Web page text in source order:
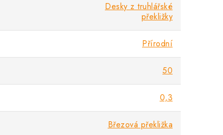
Desky z truhlářské
překližky
Přírodní
50
0,3
Březová překližka